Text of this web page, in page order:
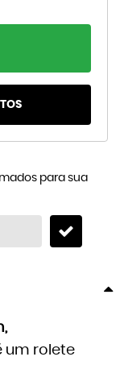
para sua
um rolete